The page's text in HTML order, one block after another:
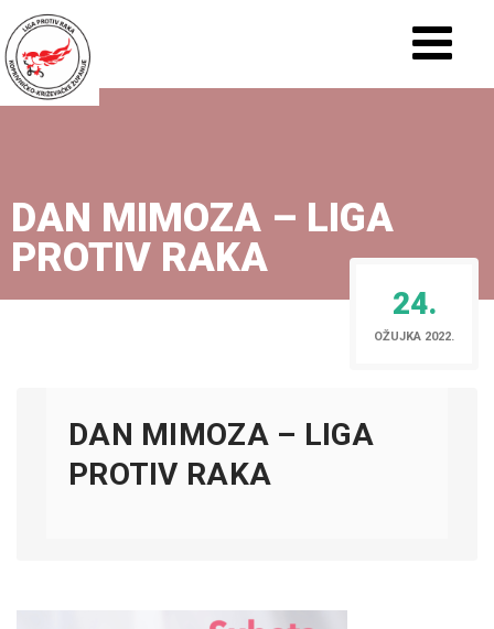
DAN MIMOZA – LIGA
PROTIV RAKA
24.
OŽUJKA 2022.
DAN MIMOZA – LIGA
PROTIV RAKA